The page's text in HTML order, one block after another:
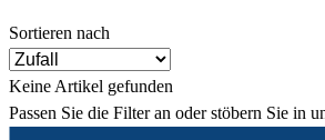
Sortieren nach
Keine Artikel gefunden
Passen Sie die Filter an oder stöbern Sie in